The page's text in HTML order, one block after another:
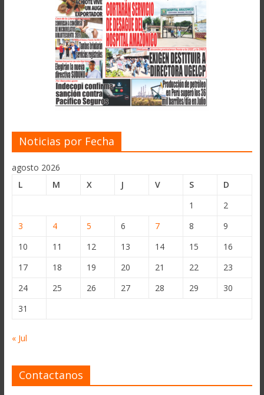
Noticias por Fecha
agosto 2026
L
M X J V S
D
1
2
3
4 5 6 7 8
9
10
11 12 13 14 15
16
17
18 19 20 21 22
23
24
25 26 27 28 29
30
31
« Jul
Contactanos